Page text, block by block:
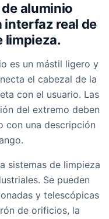
aluminio
interfaz real de
limpieza.
es un mástil ligero y
el cabezal de la
con el usuario. Las
del extremo deben
con una descripción
sistemas de limpieza
Se pueden
y telescópicas
de orificios, la